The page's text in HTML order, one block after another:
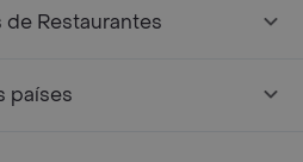
de Restaurantes
países